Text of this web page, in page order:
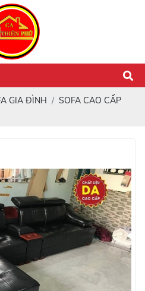
GIA ĐÌNH
SOFA CAO CẤP